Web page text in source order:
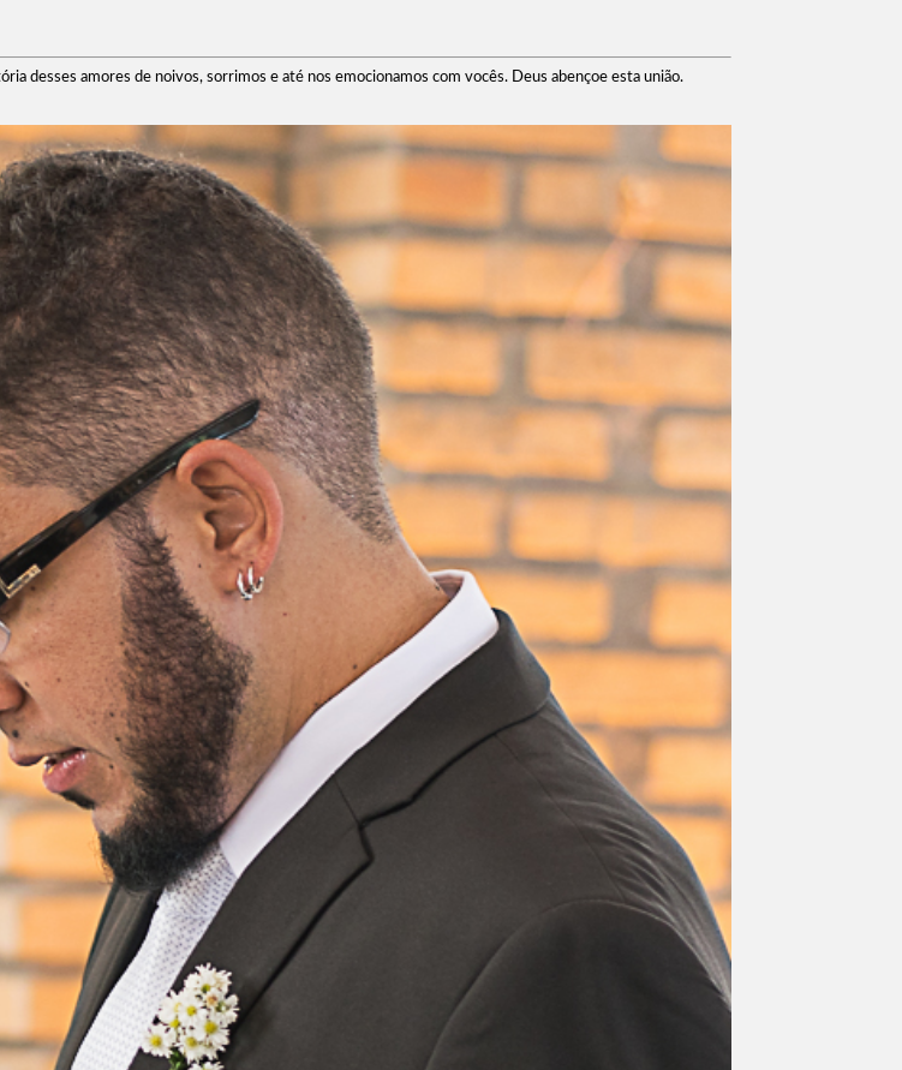
desses amores de noivos, sorrimos e até nos emocionamos com vocês. Deus abençoe esta união.